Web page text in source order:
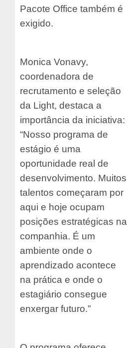
Pacote Office também é
exigido.
Monica Vonavy,
coordenadora de
recrutamento e seleção
da Light, destaca a
importância da iniciativa:
“Nosso programa de
estágio é uma
oportunidade real de
desenvolvimento. Muitos
talentos começaram por
aqui e hoje ocupam
posições estratégicas na
companhia. É um
ambiente onde o
aprendizado acontece
na prática e onde o
estagiário consegue
enxergar futuro.”